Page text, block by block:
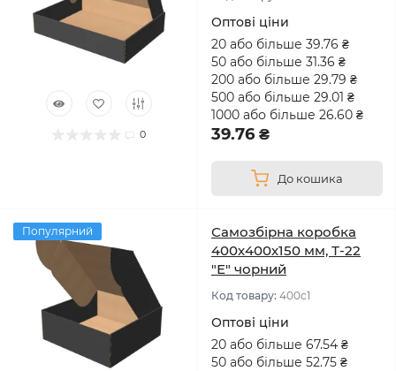
0
Оптові ціни
20 або більше 39.76 ₴
50 або більше 31.36 ₴
200 або більше 29.79 ₴
500 або більше 29.01 ₴
1000 або більше 26.60 ₴
39.76 ₴
До кошика
Популярний
Самозбірна коробка
400х400х150 мм, Т-22
"Е" чорний
Код товару: 400с1
Оптові ціни
20 або більше 67.54 ₴
50 або більше 52.75 ₴